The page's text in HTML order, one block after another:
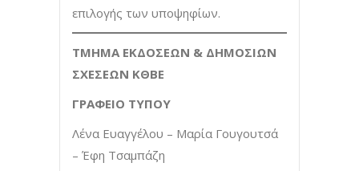
επιλογής των υποψηφίων.
ΤΜΗΜΑ ΕΚΔΟΣΕΩΝ & ΔΗΜΟΣΙΩΝ
ΣΧΕΣΕΩΝ ΚΘΒΕ
ΓΡΑΦΕΙΟ ΤΥΠΟΥ
Λένα Ευαγγέλου – Μαρία Γουγουτσά
– Έφη Τσαμπάζη